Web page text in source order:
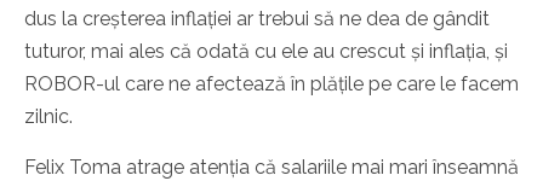
dus la creșterea inflației ar trebui să ne dea de gândit
tuturor, mai ales că odată cu ele au crescut și inflația, și
ROBOR-ul care ne afectează în plățile pe care le facem
zilnic.
Felix Toma atrage atenția că salariile mai mari înseamnă